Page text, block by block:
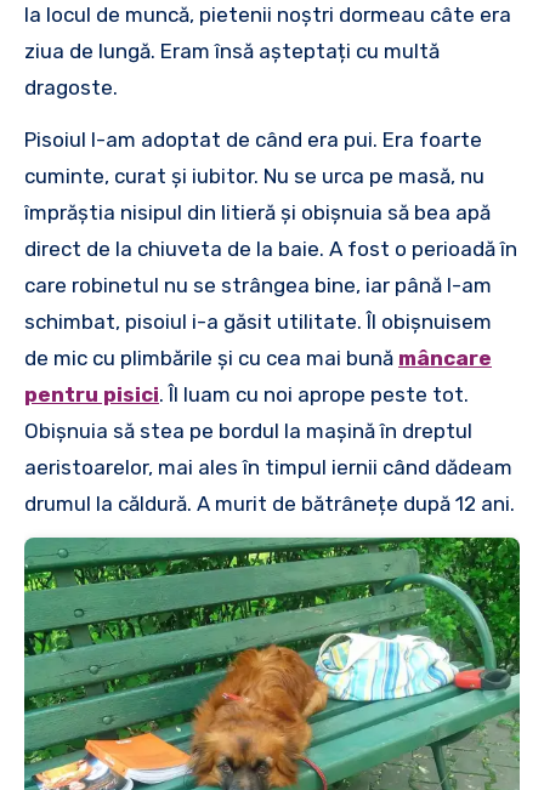
la locul de muncă, pietenii noștri dormeau câte era
ziua de lungă. Eram însă așteptați cu multă
dragoste.
Pisoiul l-am adoptat de când era pui. Era foarte
cuminte, curat și iubitor. Nu se urca pe masă, nu
împrăștia nisipul din litieră și obișnuia să bea apă
direct de la chiuveta de la baie. A fost o perioadă în
care robinetul nu se strângea bine, iar până l-am
schimbat, pisoiul i-a găsit utilitate. Îl obișnuisem
de mic cu plimbările și cu cea mai bună mâncare
pentru pisici. Îl luam cu noi aprope peste tot.
Obișnuia să stea pe bordul la mașină în dreptul
aeristoarelor, mai ales în timpul iernii când dădeam
drumul la căldură. A murit de bătrânețe după 12 ani.